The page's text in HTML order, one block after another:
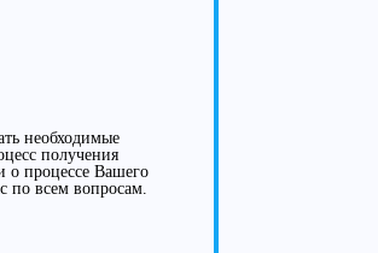
необходимые
получения
о процессе Вашего
по всем вопросам.